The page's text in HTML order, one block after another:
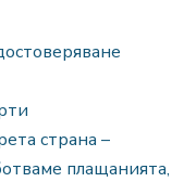
страна –
плащанията,